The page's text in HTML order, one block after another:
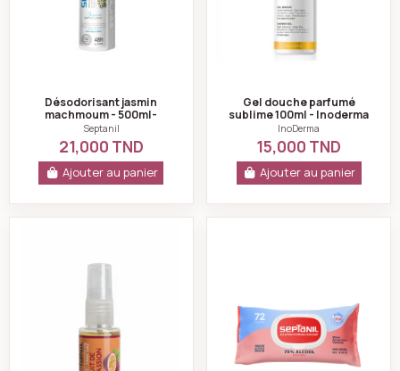
Désodorisant jasmin
machmoum - 500ml-
septanil
Septanil
21,000 TND
Ajouter au panier
Gel douche parfumé
sublime 100ml - Inoderma
InoDerma
15,000 TND
Ajouter au panier